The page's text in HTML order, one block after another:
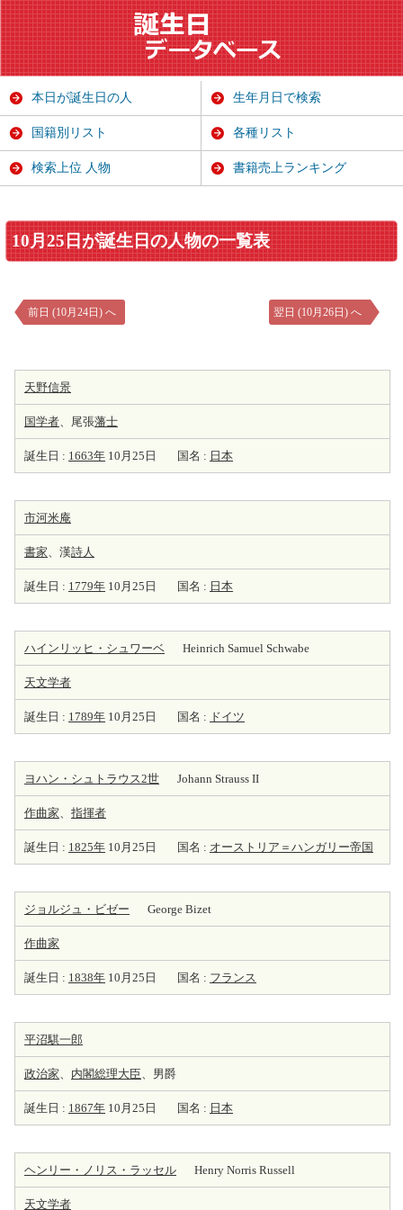
10月25日が誕生日の人物の一覧表
前日 (10月24日) へ 翌日 (10月26日) へ
天野信景
国学者、尾張藩士
誕生日 : 1663年 10月25日 国名 : 日本
市河米庵
書家、漢詩人
誕生日 : 1779年 10月25日 国名 : 日本
ハインリッヒ・シュワーベ Heinrich Samuel Schwabe
天文学者
誕生日 : 1789年 10月25日 国名 : ドイツ
ヨハン・シュトラウス2世 Johann Strauss II
作曲家、 指揮者
誕生日 : 1825年 10月25日 国名 : オーストリア＝ハンガリー帝国
ジョルジュ・ビゼー George Bizet
作曲家
誕生日 : 1838年 10月25日 国名 : フランス
平沼騏一郎
政治家、 内閣総理大臣、男爵
誕生日 : 1867年 10月25日 国名 : 日本
ヘンリー・ノリス・ラッセル Henry Norris Russell
天文学者
本日が誕生日の人 生年月日で検索
国籍別リスト 各種リスト
検索上位 人物 書籍売上ランキング